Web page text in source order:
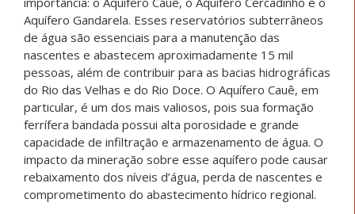
Aquífero Gandarela. Esses reservatórios subterrâneos
de água são essenciais para a manutenção das
nascentes e abastecem aproximadamente 15 mil
pessoas, além de contribuir para as bacias hidrográficas
do Rio das Velhas e do Rio Doce. O Aquífero Cauê, em
particular, é um dos mais valiosos, pois sua formação
ferrífera bandada possui alta porosidade e grande
capacidade de infiltração e armazenamento de água. O
impacto da mineração sobre esse aquífero pode causar
rebaixamento dos níveis d’água, perda de nascentes e
comprometimento do abastecimento hídrico regional.